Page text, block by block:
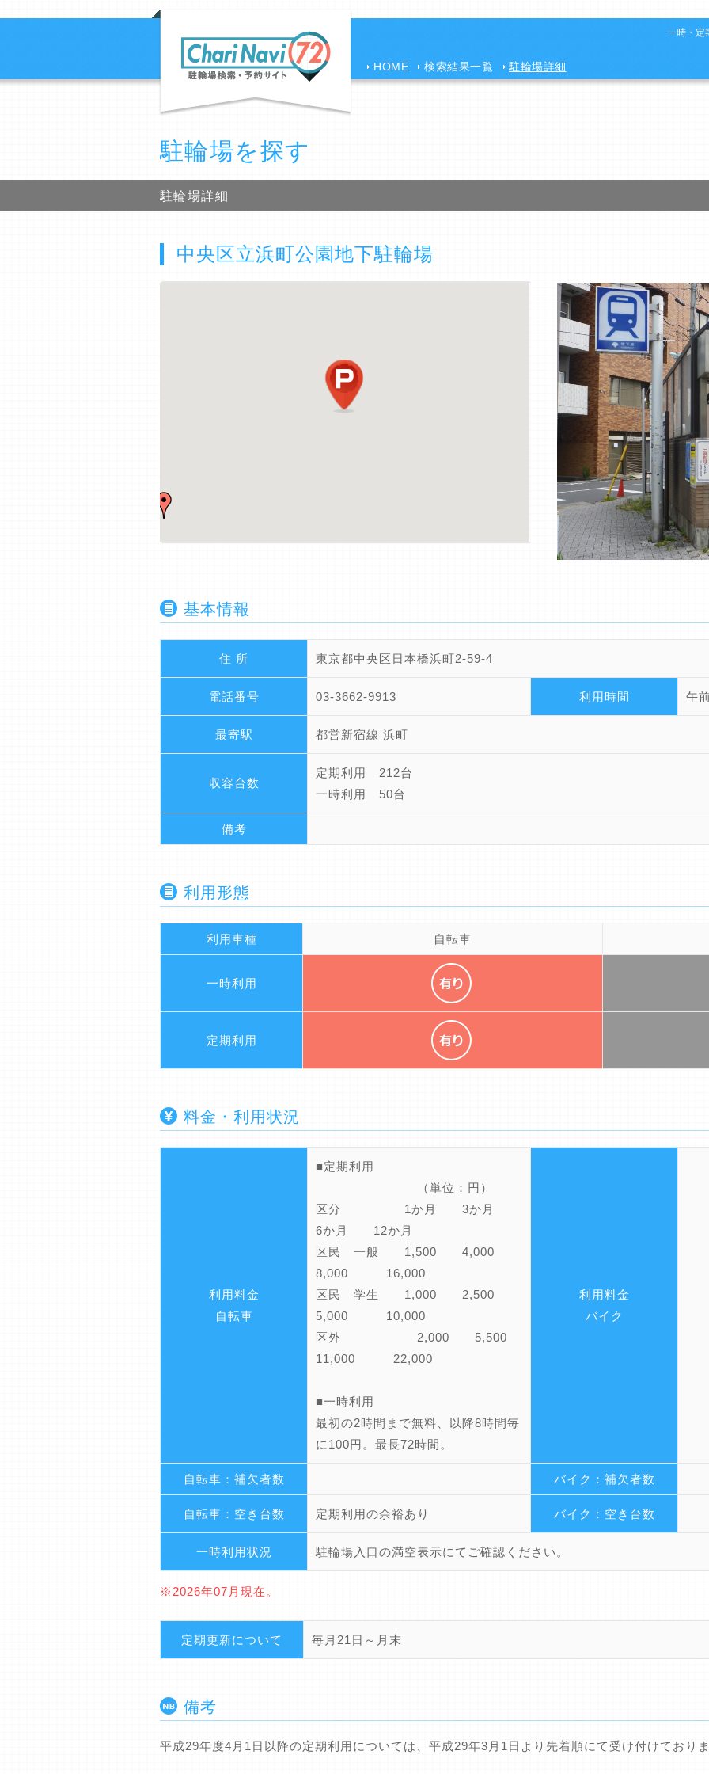
一時・定
HOME 検索結果一覧 駐輪場詳細
駐輪場を探す
駐輪場詳細
中央区立浜町公園地下駐輪場
基本情報
住 所 東京都中央区日本橋浜町2-59-4
電話番号 03-3662-9913 利用時間 午
最寄駅 都営新宿線 浜町
収容台数
定期利用 212台
一時利用 50台
備考
利用形態
利用車種 自転車
一時利用
定期利用
料金・利用状況
利用料金
自転車
■定期利用
（単位：円）
区分 1か月 3か月
6か月 12か月
区民 一般 1,500 4,000
8,000 16,000
区民 学生 1,000 2,500
5,000 10,000
区外 2,000 5,500
11,000 22,000
■一時利用
最初の2時間まで無料、以降8時間毎
に100円。最長72時間。
利用料金
バイク
自転車：補欠者数 バイク：補欠者数
自転車：空き台数 定期利用の余裕あり バイク：空き台数
一時利用状況 駐輪場入口の満空表示にてご確認ください。
※2026年07月現在。
定期更新について 毎月21日～月末
備考
平成29年度4月1日以降の定期利用については、平成29年3月1日より先着順にて受け付けており